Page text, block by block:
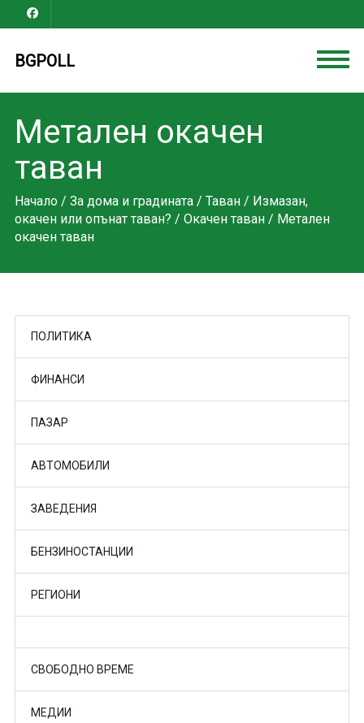
BGPOLL
Метален окачен
таван
Начало/ За дома и градината/ Таван/ Измазан,
окачен или опънат таван? / Окачен таван/ Метален
окачен таван
ПОЛИТИКА
ФИНАНСИ
ПАЗАР
АВТОМОБИЛИ
ЗАВЕДЕНИЯ
БЕНЗИНОСТАНЦИИ
РЕГИОНИ
СВОБОДНО ВРЕМЕ
МЕДИИ